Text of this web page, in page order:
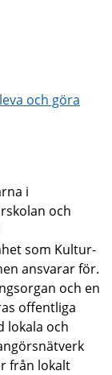
och göra
i
och
som Kultur-
ansvarar för.
och en
offentliga
lokala och
från lokalt